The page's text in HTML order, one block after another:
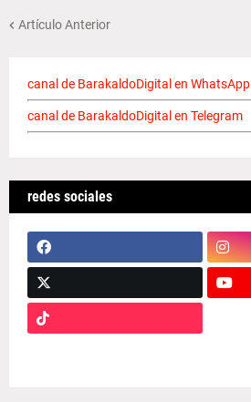
Artículo Anterior
canal de BarakaldoDigital en WhatsApp
canal de BarakaldoDigital en Telegram
redes sociales